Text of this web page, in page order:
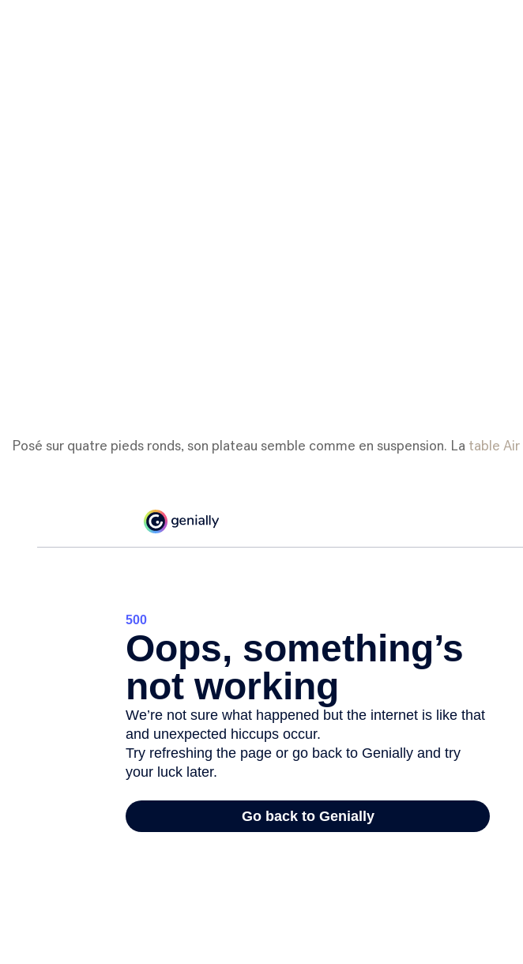
Posé sur quatre pieds ronds, son plateau semble comme en suspension. La table Air